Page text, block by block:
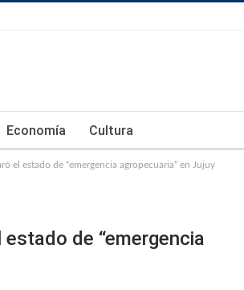
Economía Cultura
el estado de “emergencia agropecuaria” en Jujuy
de “emergencia